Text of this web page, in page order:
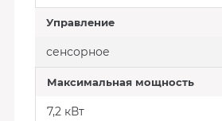
Управление
сенсорное
Максимальная мощность
7,2 кВт